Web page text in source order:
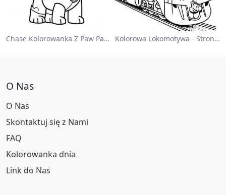
Chase Kolorowanka Z Paw Patrol Kolorowa Lokomotywa - Strona Do Kolorowania
O Nas
O Nas
Skontaktuj się z Nami
FAQ
Kolorowanka dnia
Link do Nas